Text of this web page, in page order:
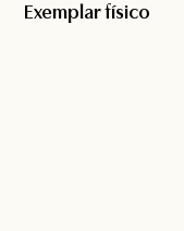
Exemplar físico